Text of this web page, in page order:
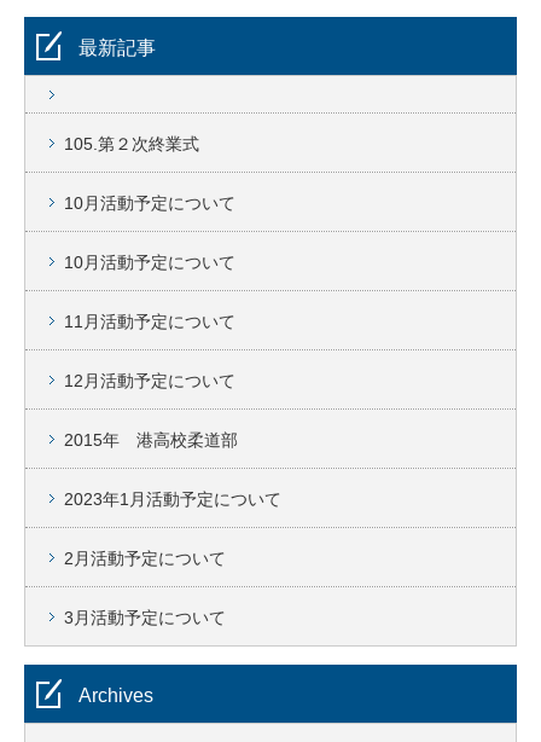
最新記事
105.第２次終業式
10月活動予定について
10月活動予定について
11月活動予定について
12月活動予定について
2015年 港高校柔道部
2023年1月活動予定について
2月活動予定について
3月活動予定について
Archives